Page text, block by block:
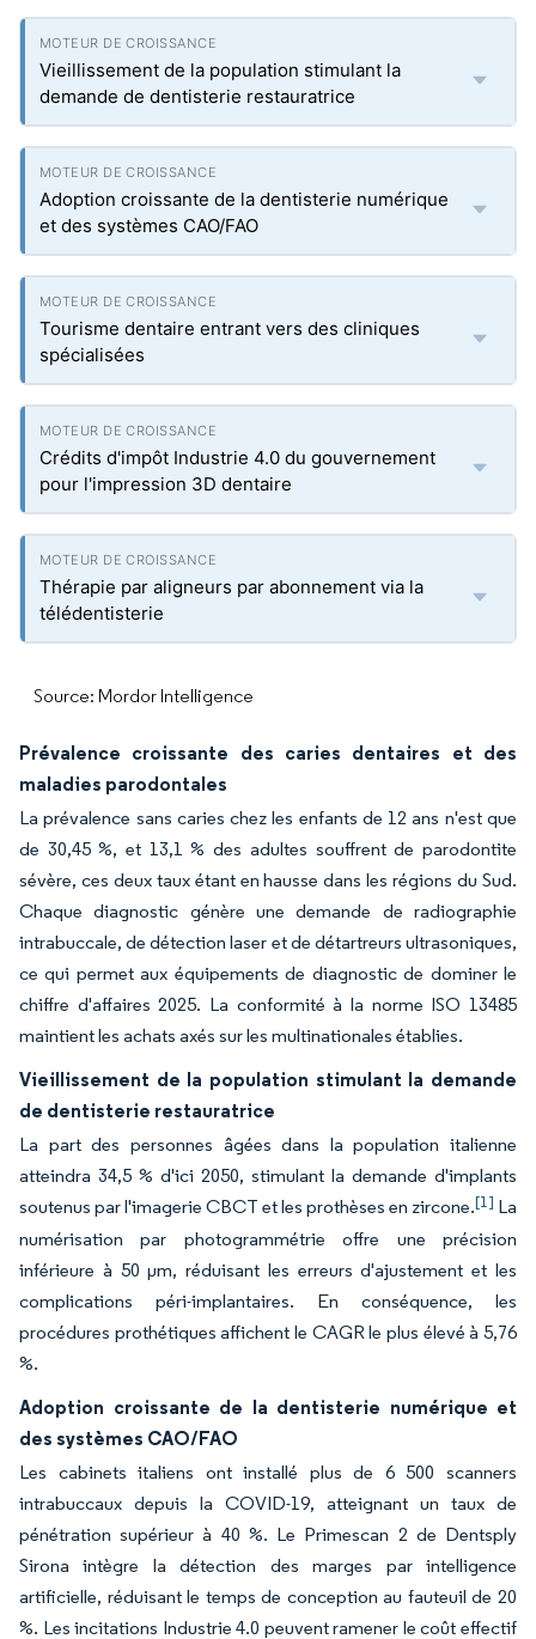
Vieillissement de la population stimulant la
demande de dentisterie restauratrice
Adoption croissante de la dentisterie numérique
et des systèmes CAO/FAO
Tourisme dentaire entrant vers des cliniques
spécialisées
Crédits d'impôt Industrie 4.0 du gouvernement
pour l'impression 3D dentaire
Thérapie par aligneurs par abonnement via la
télédentisterie
Source: Mordor Intelligence
Prévalence croissante des caries dentaires et des
maladies parodontales
La prévalence sans caries chez les enfants de 12 ans n'est que
de 30,45 %, et 13,1 % des adultes souffrent de parodontite
sévère, ces deux taux étant en hausse dans les régions du Sud.
Chaque diagnostic génère une demande de radiographie
intrabuccale, de détection laser et de détartreurs ultrasoniques,
ce qui permet aux équipements de diagnostic de dominer le
chiffre d'affaires 2025. La conformité à la norme ISO 13485
maintient les achats axés sur les multinationales établies.
Vieillissement de la population stimulant la demande
de dentisterie restauratrice
La part des personnes âgées dans la population italienne
atteindra 34,5 % d'ici 2050, stimulant la demande d'implants
soutenus par l'imagerie CBCT et les prothèses en zircone.[1] La
numérisation par photogrammétrie offre une précision
inférieure à 50 µm, réduisant les erreurs d'ajustement et les
complications péri-implantaires. En conséquence, les
procédures prothétiques affichent le CAGR le plus élevé à 5,76
%.
Adoption croissante de la dentisterie numérique et
des systèmes CAO/FAO
Les cabinets italiens ont installé plus de 6 500 scanners
intrabuccaux depuis la COVID-19, atteignant un taux de
pénétration supérieur à 40 %. Le Primescan 2 de Dentsply
Sirona intègre la détection des marges par intelligence
artificielle, réduisant le temps de conception au fauteuil de 20
%. Les incitations Industrie 4.0 peuvent ramener le coût effectif